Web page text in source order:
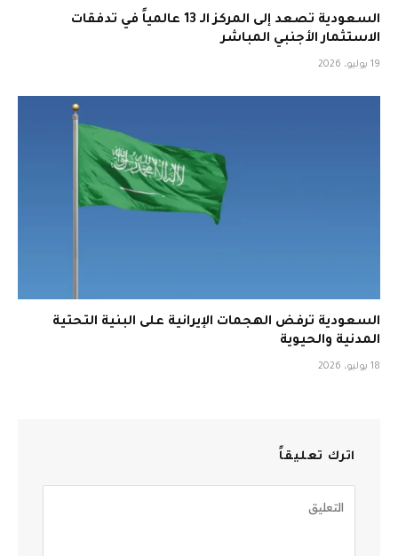
السعودية تصعد إلى المركز الـ 13 عالمياً في تدفقات
الاستثمار الأجنبي المباشر
19 يوليو، 2026
السعودية ترفض الهجمات الإيرانية على البنية التحتية
المدنية والحيوية
18 يوليو، 2026
اترك تعليقاً